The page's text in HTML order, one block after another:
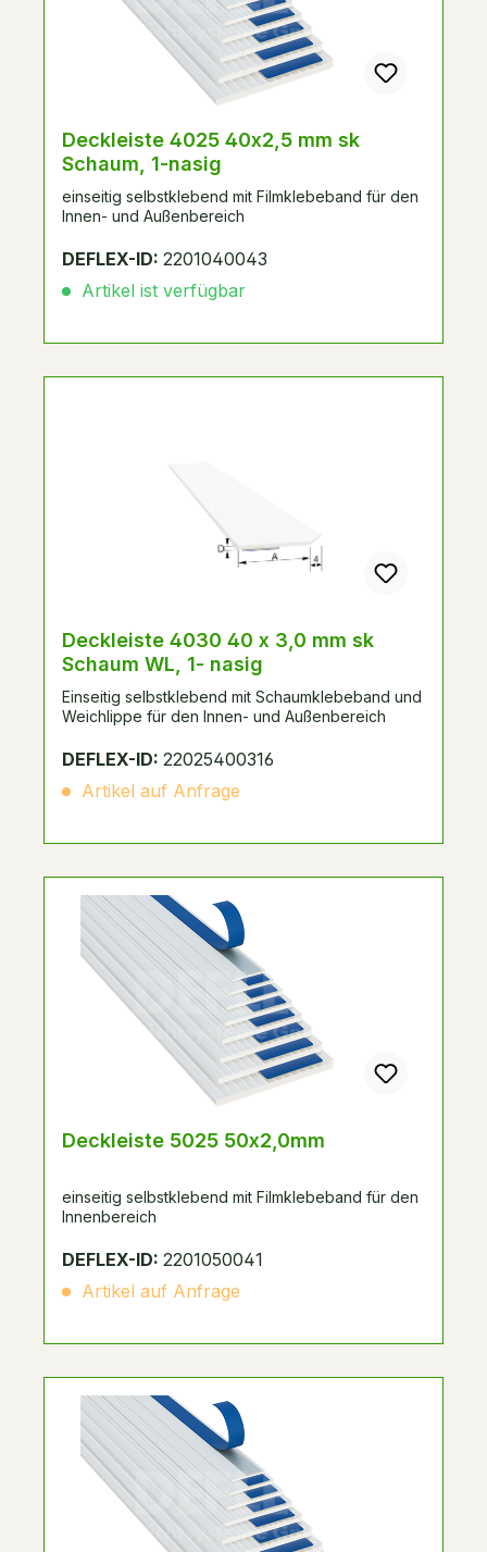
Deckleiste 4025 40x2,5 mm sk
Schaum, 1-nasig
einseitig selbstklebend mit Filmklebeband für den
Innen- und Außenbereich
DEFLEX-ID: 2201040043
Artikel ist verfügbar
Deckleiste 4030 40 x 3,0 mm sk
Schaum WL, 1- nasig
Einseitig selbstklebend mit Schaumklebeband und
Weichlippe für den Innen- und Außenbereich
DEFLEX-ID: 22025400316
Artikel auf Anfrage
Deckleiste 5025 50x2,0mm
einseitig selbstklebend mit Filmklebeband für den
Innenbereich
DEFLEX-ID: 2201050041
Artikel auf Anfrage